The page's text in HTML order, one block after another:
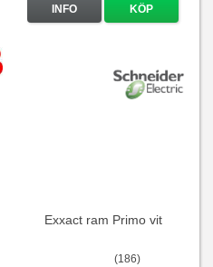
INFO KÖP
Exxact ram Primo vit
(186)